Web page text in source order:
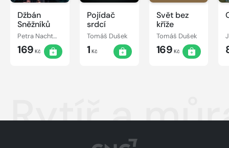
Džbán
Sněžníků
Petra Nachtmanová
169 Kč
Pojídač
srdcí
Tomáš Dušek
1 Kč
Svět bez
kříže
Tomáš Dušek
169 Kč
Rytíř a